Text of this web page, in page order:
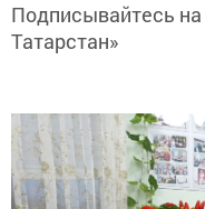
Подписывайтесь на
Татарстан»